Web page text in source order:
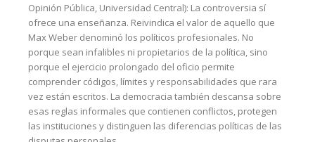
Opinión Pública, Universidad Central): La controversia sí
ofrece una enseñanza. Reivindica el valor de aquello que
Max Weber denominó los políticos profesionales. No
porque sean infalibles ni propietarios de la política, sino
porque el ejercicio prolongado del oficio permite
comprender códigos, límites y responsabilidades que rara
vez están escritos. La democracia también descansa sobre
esas reglas informales que contienen conflictos, protegen
las instituciones y distinguen las diferencias políticas de las